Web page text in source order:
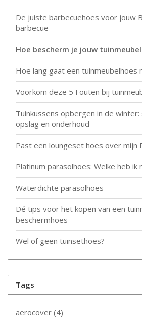
De juiste barbecuehoes voor jouw
barbecue
Hoe bescherm je jouw
Hoe lang gaat een tuinmeubelhoes
Voorkom deze 5 Fouten bij
Tuinkussens opbergen in de
opslag en onderhoud
Past een loungeset hoes over mijn
Platinum parasolhoes: Welke heb ik
Waterdichte parasolhoes
Dé tips voor het kopen van een
beschermhoes
Wel of geen tuinsethoes?
Tags
aerocover (4)